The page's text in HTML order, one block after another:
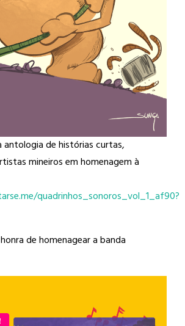
antologia de histórias curtas,
mineiros em homenagem à
quadrinhos_sonoros_vol_1_af90?
de homenagear a banda